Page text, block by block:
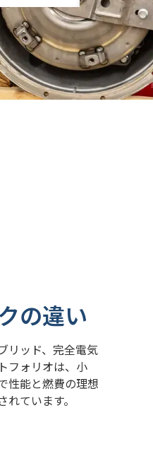
の違い
リッド、完全電気
フォリオは、小
性能と燃費の理想
れています。